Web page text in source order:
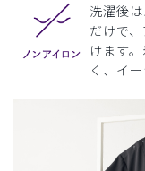
洗濯後
だけで
けます
く、イ